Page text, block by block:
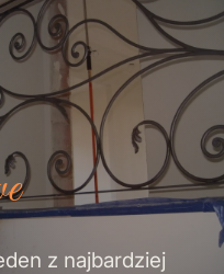
z najbardziej